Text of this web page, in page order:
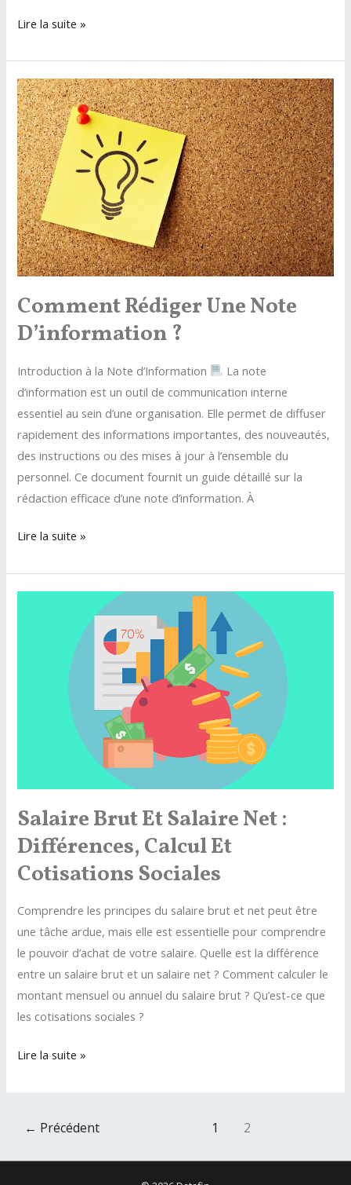
Comment
sa
participation
à
un
entretien
d’embauche
par
mail
?
Lire la suite »
Comment Rédiger Une Note
D’information ?
Introduction à la Note d’Information
La note
d’information est un outil de communication interne
essentiel au sein d’une organisation. Elle permet de diffuser
rapidement des informations importantes, des nouveautés,
des instructions ou des mises à jour à l’ensemble du
personnel. Ce document fournit un guide détaillé sur la
rédaction efficace d’une note d’information. À
Comment
une
Lire la suite »
Salaire Brut Et Salaire Net :
Différences, Calcul Et
Cotisations Sociales
Comprendre les principes du salaire brut et net peut être
une tâche ardue, mais elle est essentielle pour comprendre
le pouvoir d’achat de votre salaire. Quelle est la différence
entre un salaire brut et un salaire net ? Comment calculer le
montant mensuel ou annuel du salaire brut ? Qu’est-ce que
les cotisations sociales ?
Salaire
:
Lire la suite »
Pagination
← Précédent 1 2